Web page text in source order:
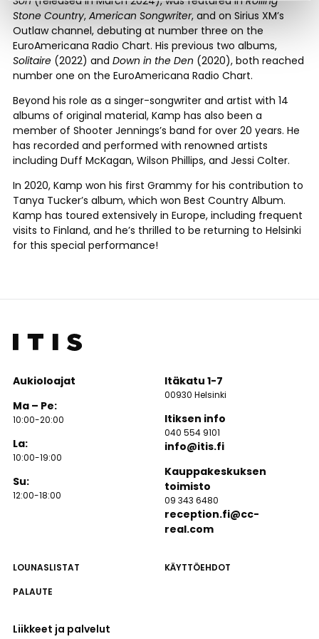
Stone Country, American Songwriter, and on Sirius XM’s
Outlaw channel, debuting at number three on the
EuroAmericana Radio Chart. His previous two albums,
Solitaire (2022) and Down in the Den (2020), both reached
number one on the EuroAmericana Radio Chart.
Beyond his role as a singer-songwriter and artist with 14
albums of original material, Kamp has also been a
member of Shooter Jennings’s band for over 20 years. He
has recorded and performed with renowned artists
including Duff McKagan, Wilson Phillips, and Jessi Colter.
In 2020, Kamp won his first Grammy for his contribution to
Tanya Tucker’s album, which won Best Country Album.
Kamp has toured extensively in Europe, including frequent
visits to Finland, and he’s thrilled to be returning to Helsinki
for this special performance!
LOUNASLISTAT
KÄYTTÖEHDOT
PALAUTE
Liikkeet ja palvelut
Aukioloajat
Ma – Pe:
10:00-20:00
La:
10:00-19:00
Su:
12:00-18:00
Itäkatu 1-7
00930 Helsinki
Itiksen info
040 554 9101
info@itis.fi
Kauppakeskuksen
toimisto
09 343 6480
reception.fi@cc-
real.com